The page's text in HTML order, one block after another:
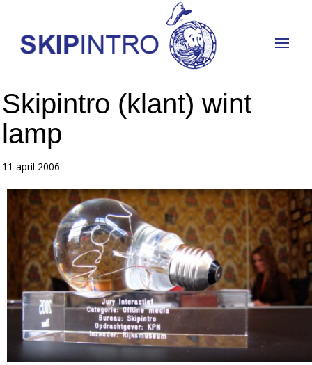
Skipintro (klant) wint
lamp
11 april 2006